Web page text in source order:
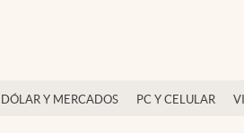
DÓLAR Y MERCADOS PC Y CELULAR